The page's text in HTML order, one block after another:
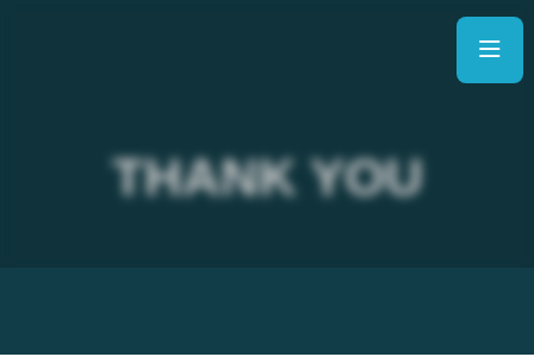
THANK YOU